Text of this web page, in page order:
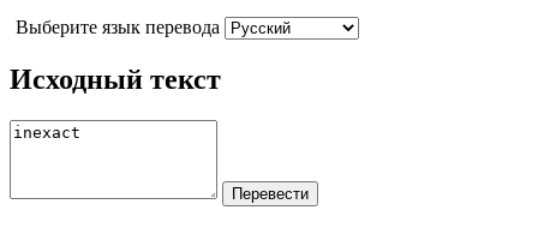
Выберите язык перевода
Исходный текст